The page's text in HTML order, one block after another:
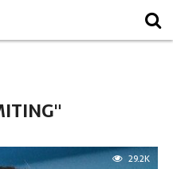
29.2K